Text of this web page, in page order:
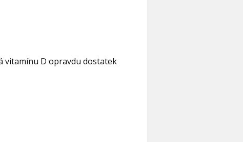
vitamínu D opravdu dostatek